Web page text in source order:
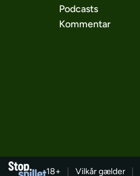
Podcasts
Kommentar
18+ Vilkår gælder